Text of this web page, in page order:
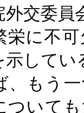
外交委員
栄に不
示してい
、もう
ついて